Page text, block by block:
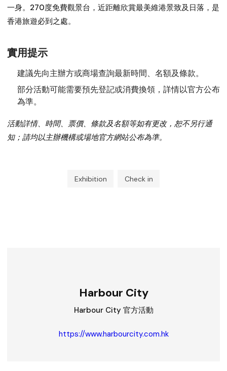
一身。270度免費觀景台，近距離欣賞最美維港景致及日落，是
香港旅遊必到之處。
實用提示
建議先向主辦方或商場查詢最新時間、名額及條款。
部分活動可能需要預先登記或消費換領，詳情以官方公布
為準。
活動詳情、時間、票價、條款及名額等如有更改，恕不另行通
知；請均以主辦機構或場地官方網站公布為準。
Exhibition Check in
Harbour City
Harbour City 官方活動
https://www.harbourcity.com.hk